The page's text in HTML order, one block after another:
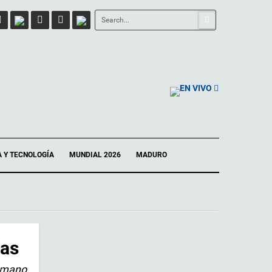
EN VIVO
Y TECNOLOGÍA MUNDIAL 2026 MADURO